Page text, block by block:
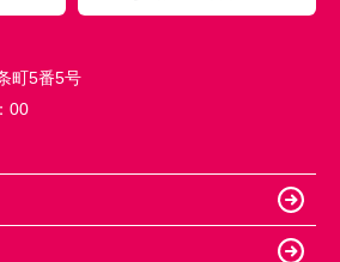
町5番5号
00